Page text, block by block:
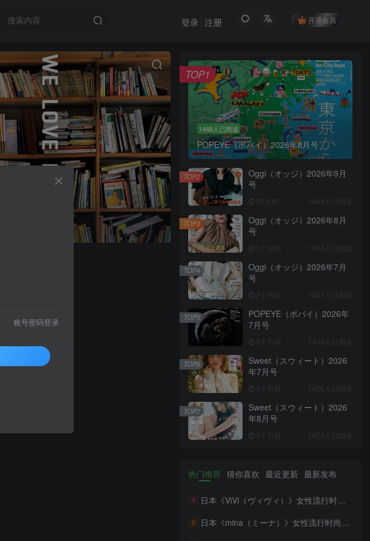
开通会员
登录 注册
1468人已阅读
POPEYE（ポパイ）2026年8月号
TOP1
Oggi（オッジ）2026年9月
号
25天前 1445人已阅读
TOP2
Oggi（オッジ）2026年8月
号
1个月前 1443人已阅读
TOP3
Oggi（オッジ）2026年7月
号
2个月前 1437人已阅读
TOP4
POPEYE（ポパイ）2026年
7月号
2个月前 1433人已阅读
TOP5
Sweet（スウィート）2026
年7月号
2个月前 1426人已阅读
TOP6
Sweet（スウィート）2026
年8月号
1个月前 1424人已阅读
TOP7
热门推荐 猜你喜欢 最近更新 最新发布
1 日本《ViVi（ヴィヴィ）》女性流行时尚杂志 PDF电子版【2026年·全年订阅】
2 日本《mina（ミーナ）》女性流行时尚杂志 PDF电子版【2026年·全年订阅】
账号密码登录